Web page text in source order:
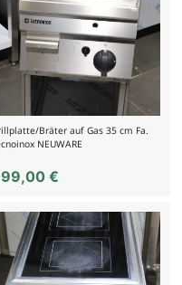
Bräter auf Gas 35 cm Fa.
NEUWARE
€